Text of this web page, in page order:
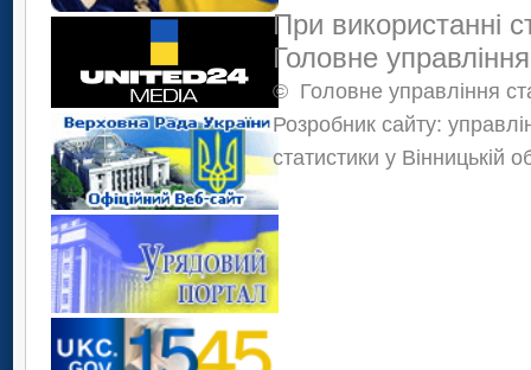
При використанні
Головне
© Головне управління
Розробник сайту:
статистики у Вінницькій